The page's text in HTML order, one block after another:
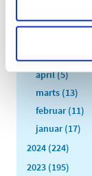
juli (11)
maj (11)
april (5)
marts (13)
februar (11)
januar (17)
2024 (224)
2023 (195)